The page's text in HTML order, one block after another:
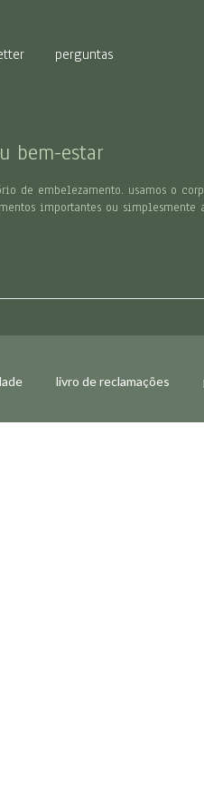
perguntas
bem-estar
de embelezamento. usamos o
importantes ou simplesmente
livro de reclamações